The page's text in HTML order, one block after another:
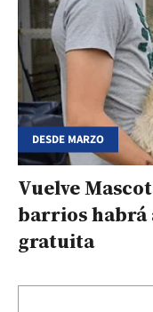
DESDE MARZO
Vuelve
barrios
gratuita